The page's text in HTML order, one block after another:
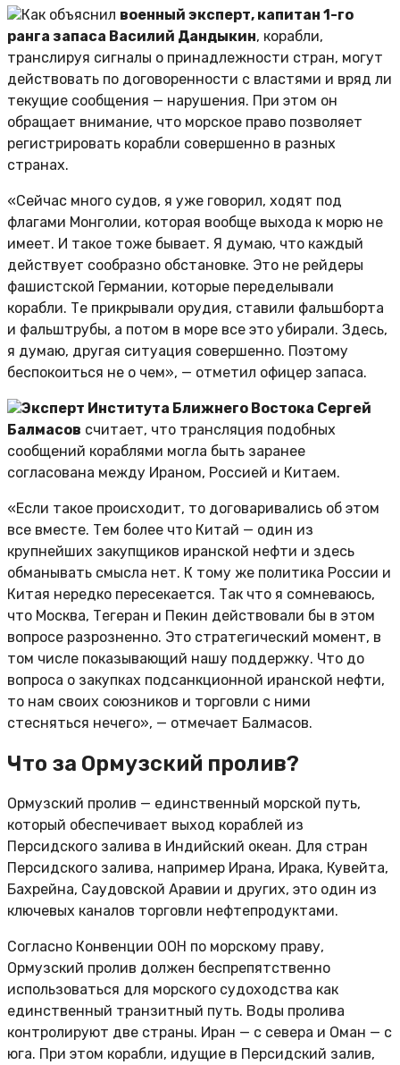
Как объяснил военный эксперт, капитан 1-го
ранга запаса Василий Дандыкин, корабли,
транслируя сигналы о принадлежности стран, могут
действовать по договоренности с властями и вряд ли
текущие сообщения — нарушения. При этом он
обращает внимание, что морское право позволяет
регистрировать корабли совершенно в разных
странах.
«Сейчас много судов, я уже говорил, ходят под
флагами Монголии, которая вообще выхода к морю не
имеет. И такое тоже бывает. Я думаю, что каждый
действует сообразно обстановке. Это не рейдеры
фашистской Германии, которые переделывали
корабли. Те прикрывали орудия, ставили фальшборта
и фальштрубы, а потом в море все это убирали. Здесь,
я думаю, другая ситуация совершенно. Поэтому
беспокоиться не о чем», — отметил офицер запаса.
Эксперт Института Ближнего Востока Сергей
Балмасов считает, что трансляция подобных
сообщений кораблями могла быть заранее
согласована между Ираном, Россией и Китаем.
«Если такое происходит, то договаривались об этом
все вместе. Тем более что Китай — один из
крупнейших закупщиков иранской нефти и здесь
обманывать смысла нет. К тому же политика России и
Китая нередко пересекается. Так что я сомневаюсь,
что Москва, Тегеран и Пекин действовали бы в этом
вопросе разрозненно. Это стратегический момент, в
том числе показывающий нашу поддержку. Что до
вопроса о закупках подсанкционной иранской нефти,
то нам своих союзников и торговли с ними
стесняться нечего», — отмечает Балмасов.
Что за Ормузский пролив?
Ормузский пролив — единственный морской путь,
который обеспечивает выход кораблей из
Персидского залива в Индийский океан. Для стран
Персидского залива, например Ирана, Ирака, Кувейта,
Бахрейна, Саудовской Аравии и других, это один из
ключевых каналов торговли нефтепродуктами.
Согласно Конвенции ООН по морскому праву,
Ормузский пролив должен беспрепятственно
использоваться для морского судоходства как
единственный транзитный путь. Воды пролива
контролируют две страны. Иран — с севера и Оман — с
юга. При этом корабли, идущие в Персидский залив,